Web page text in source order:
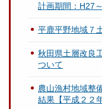
計画期間：H27～
平鹿平野地域７
秋田県土層改良
ついて
農山漁村地域整
結果【平成２２